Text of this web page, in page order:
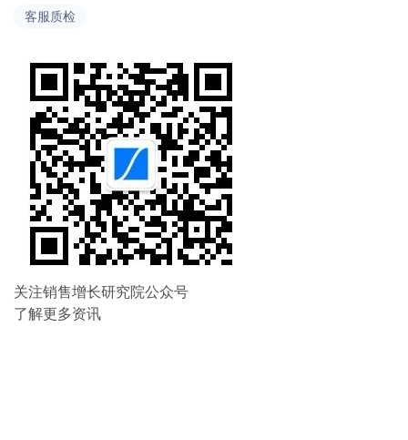
客服质检
导
航
关注销售增长研究院公众号
了解更多资讯